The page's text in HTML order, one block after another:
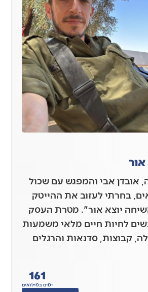
אובדן אבי והמפגש עם שכול
בחרתי לעזוב את ההייטק
יוצא אור". מטרת העסק
לחיות חיים מלאי משמעות
קבוצות, סדנאות והרגלים
ימים במילואים
161